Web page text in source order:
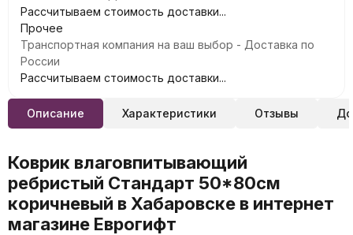
Рассчитываем стоимость доставки...
Прочее
Транспортная компания на ваш выбор - Доставка по
России
Рассчитываем стоимость доставки...
Описание Характеристики Отзывы
Коврик влаговпитывающий
ребристый Стандарт 50*80см
коричневый в Хабаровске в интернет
магазине Еврогифт